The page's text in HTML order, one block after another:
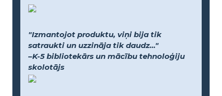
"Izmantojot produktu, viņi bija tik
satraukti un uzzināja tik daudz..."
–K-5 bibliotekārs un mācību tehnoloģiju
skolotājs